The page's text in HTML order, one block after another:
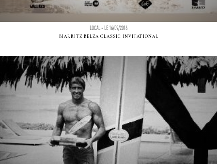
LOCAL - LE 16/09/2016
BIARRITZ BELZA CLASSIC INVITATIONAL